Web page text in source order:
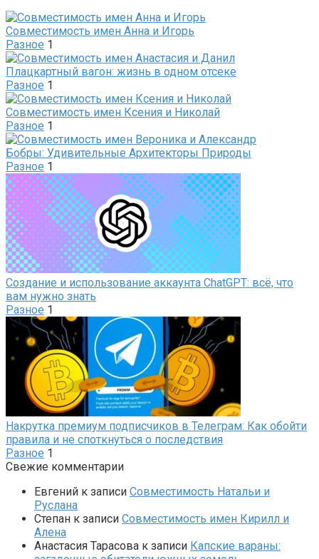
Совместимость имен Анна и Игорь
Разное 1
Плацкартный вагон: жизнь в одном отсеке
Разное 1
Совместимость имен Ксения и Николай
Разное 1
Бобры: Удивительные Архитекторы Природы
Разное 1
Создание и использование аккаунта ChatGPT: всё, что
вам нужно знать
Разное 1
Накрутка премиум подписчиков в Телеграм: Как обойти
правила и не споткнуться о последствия
Разное 1
Свежие комментарии
Евгений к записи Совместимость Натальи и
Руслана
Степан к записи Совместимость имен Кирилл и
Алена
Анастасия Тарасова к записи Капские вараны: